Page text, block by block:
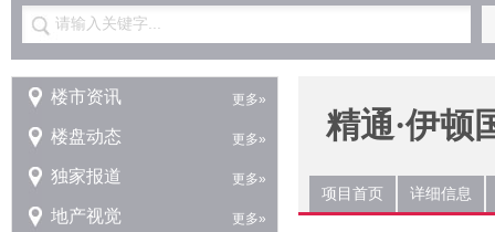
请输入关键字...
更多»
楼市资讯
更多»
楼盘动态
更多»
独家报道
更多»
地产视觉
精通·伊顿
项目首页 详细信息